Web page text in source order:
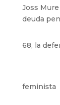
Joss Mure
deuda
68, la
feminista